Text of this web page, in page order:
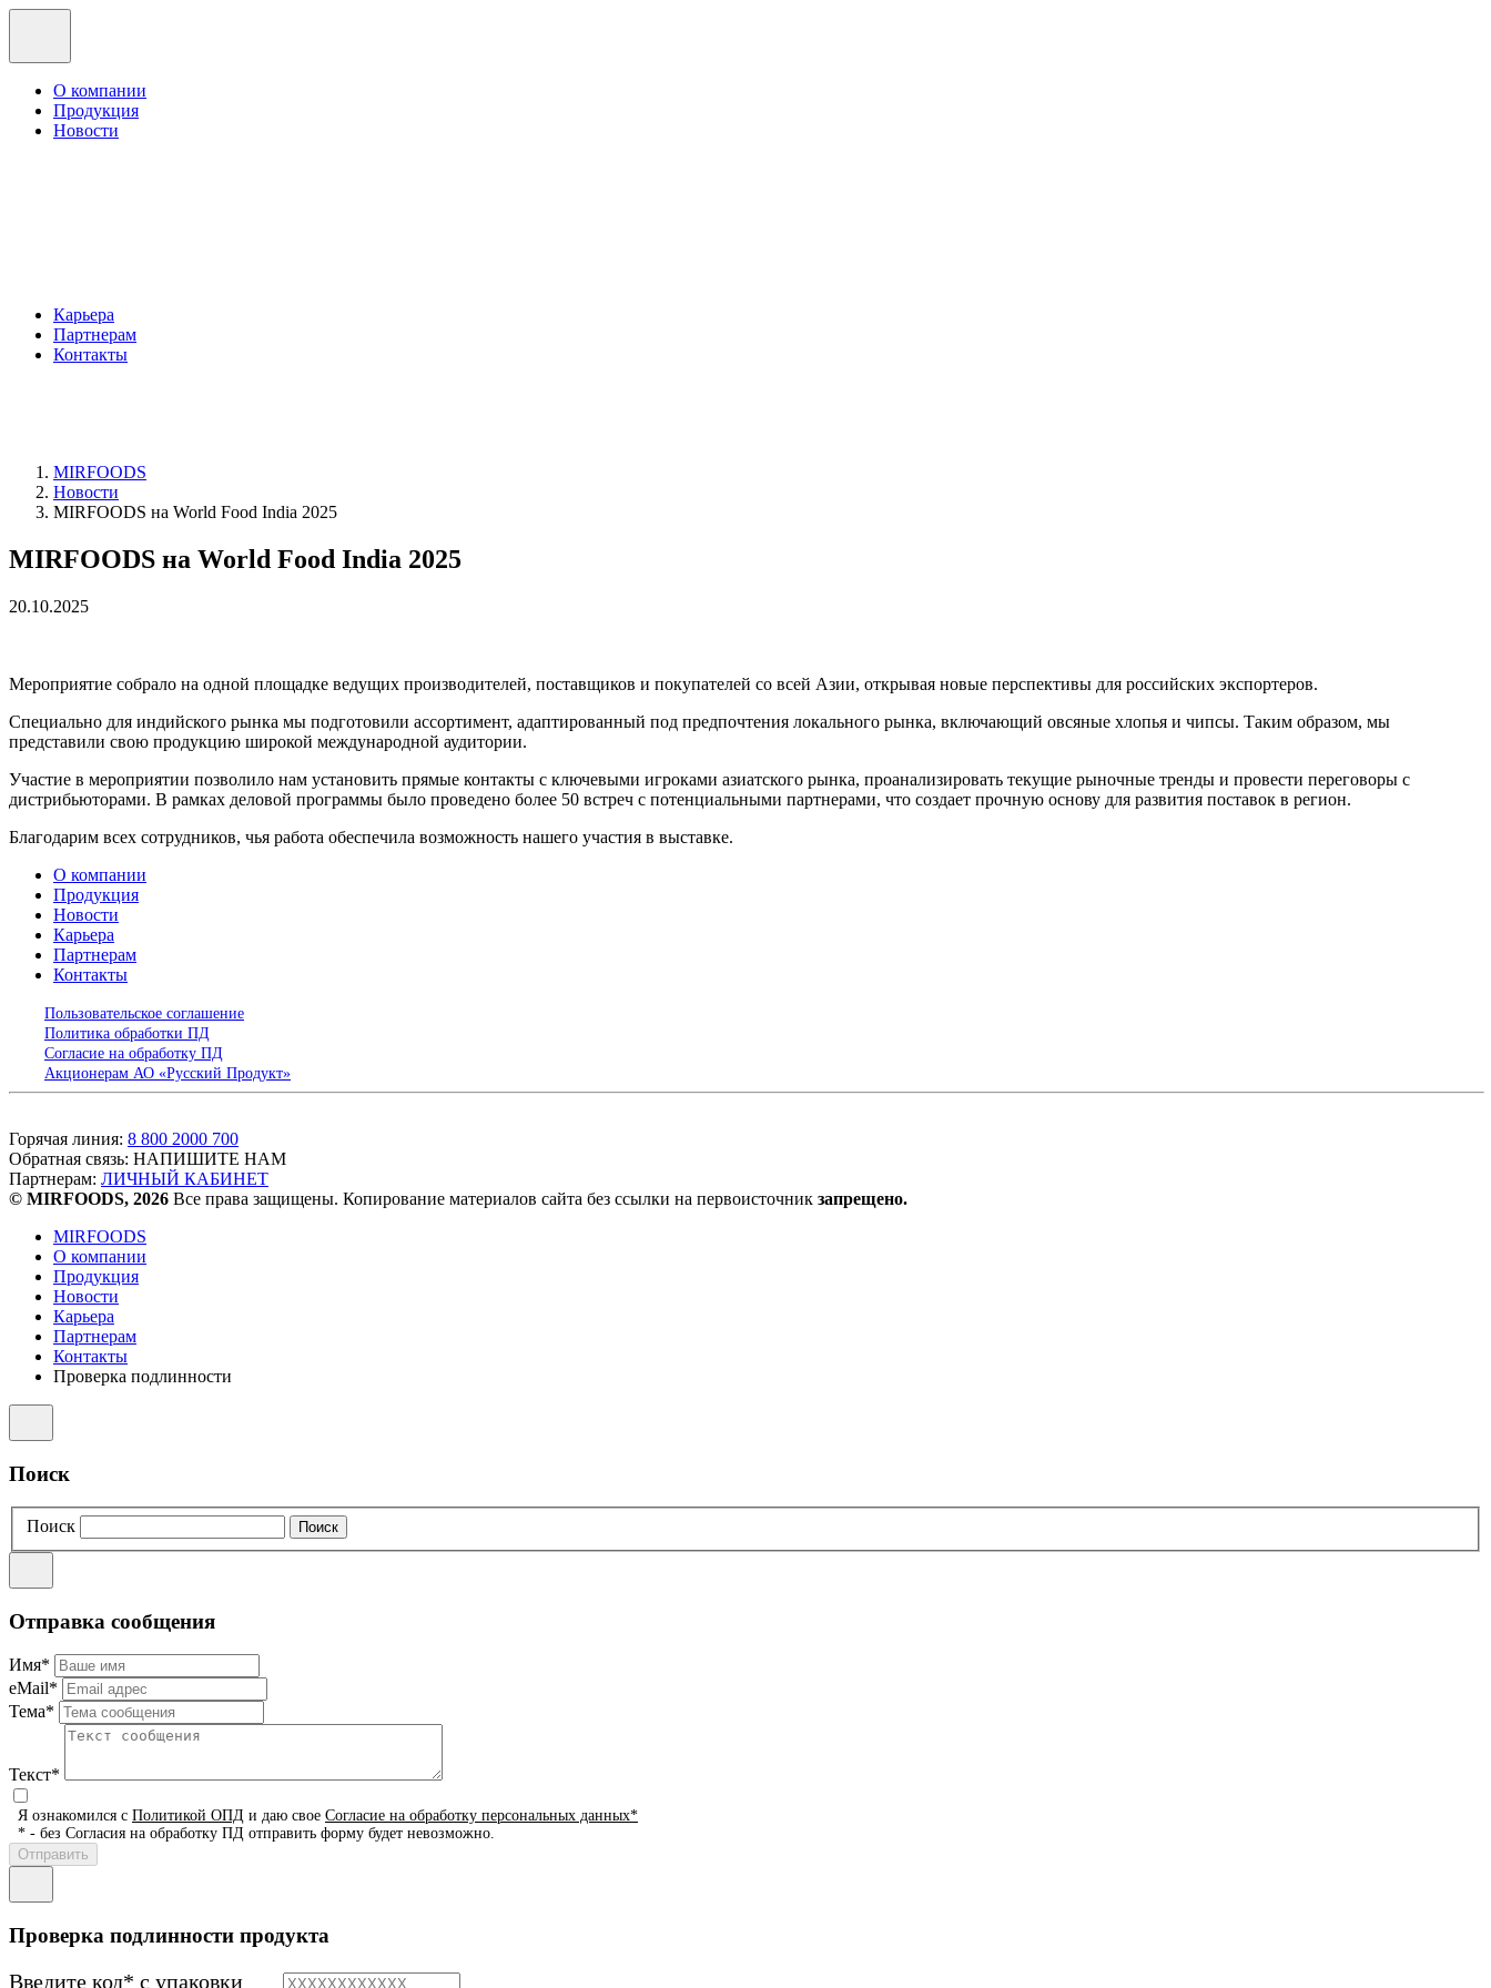
О компании
Продукция
Новости
Карьера
Партнерам
Контакты
MIRFOODS
Новости
MIRFOODS на World Food India 2025
MIRFOODS на World Food India 2025
20.10.2025
Мероприятие собрало на одной площадке ведущих производителей, поставщиков и покупателей со всей Азии, открывая новые перспективы для российских экспортеров.
Специально для индийского рынка мы подготовили ассортимент, адаптированный под предпочтения локального рынка, включающий овсяные хлопья и чипсы. Таким образом, мы
представили свою продукцию широкой международной аудитории.
Участие в мероприятии позволило нам установить прямые контакты с ключевыми игроками азиатского рынка, проанализировать текущие рыночные тренды и провести переговоры с
дистрибьюторами. В рамках деловой программы было проведено более 50 встреч с потенциальными партнерами, что создает прочную основу для развития поставок в регион.
Благодарим всех сотрудников, чья работа обеспечила возможность нашего участия в выставке.
О компании
Продукция
Новости
Карьера
Партнерам
Контакты
Пользовательское соглашение
Политика обработки ПД
Согласие на обработку ПД
Акционерам АО «Русский Продукт»
Горячая линия: 8 800 2000 700
Обратная связь: НАПИШИТЕ НАМ
Партнерам: ЛИЧНЫЙ КАБИНЕТ
© MIRFOODS, 2026 Все права защищены. Копирование материалов сайта без ссылки на первоисточник запрещено.
MIRFOODS
О компании
Продукция
Новости
Карьера
Партнерам
Контакты
Проверка подлинности
Поиск
Поиск
Отправка сообщения
Имя*
eMail*
Тема*
Текст*
Я ознакомился с Политикой ОПД и даю свое Согласие на обработку персональных данных*
* - без Согласия на обработку ПД отправить форму будет невозможно.
Проверка подлинности продукта
Введите код* с упаковки